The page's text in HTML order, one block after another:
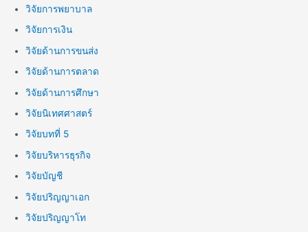
วิจัยการพยาบาล
วิจัยการเงิน
วิจัยด้านการขนส่ง
วิจัยด้านการตลาด
วิจัยด้านการศึกษา
วิจัยนิเทศศาสตร์
วิจัยบทที่ 5
วิจัยบริหารธุรกิจ
วิจัยบัญชี
วิจัยปริญญาเอก
วิจัยปริญญาโท